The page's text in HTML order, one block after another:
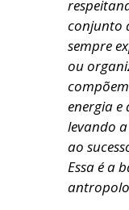
conjunto
sempre
ou
energia e
levando
ao
Essa é a